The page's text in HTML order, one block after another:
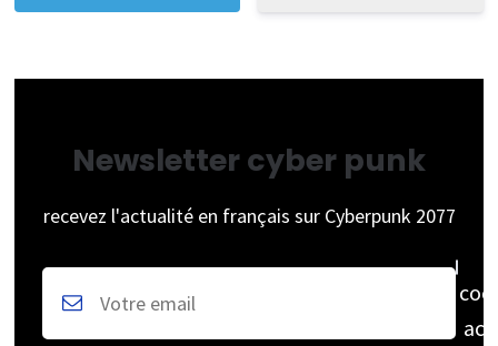
Newsletter cyber punk
recevez l'actualité en français sur Cyberpunk 2077